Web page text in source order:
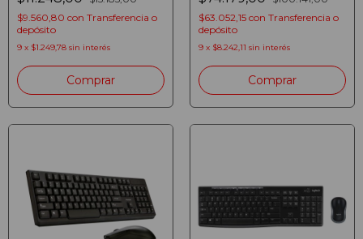
$9.560,80 con Transferencia o
depósito
9 x $1.249,78 sin interés
$63.052,15 con Transferencia o
depósito
9 x $8.242,11 sin interés